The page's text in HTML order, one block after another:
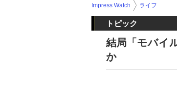
Impress Watch ライフ
トピック
結局「モバイ
か